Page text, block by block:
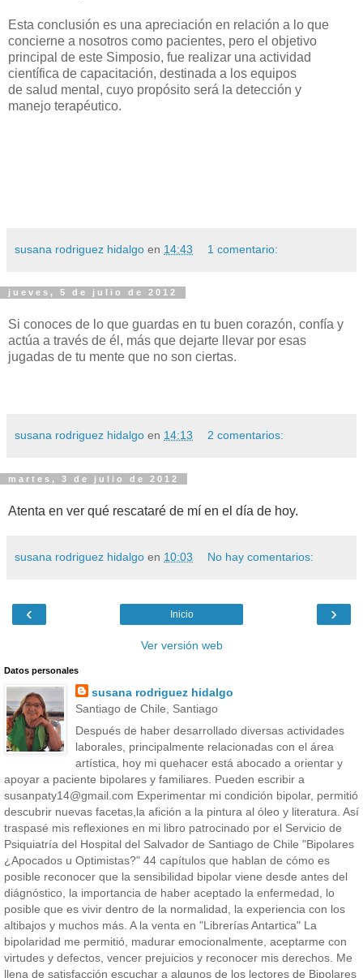
Esta conclusión es una apreciación en relación a lo que
concierne a nosotros como pacientes, pero el objetivo
principal de este Simposio, fue realizar una actividad
científica de capacitación, destinada a los equipos
de salud mental, cuyo propósito será la detección y
manejo terapéutico.
susana rodriguez hidalgo en 14:43 1 comentario:
jueves, 5 de julio de 2012
Si conoces de lo que guardas en tu buen corazón, confía y
actúa a través de él, más que dejarte llevar por esas
jugadas de tu mente que no son ciertas.
susana rodriguez hidalgo en 14:13 2 comentarios:
martes, 3 de julio de 2012
Atenta en ver qué rescataré de mí en el día de hoy.
susana rodriguez hidalgo en 10:03 No hay comentarios:
‹ ›
Inicio
Ver versión web
Datos personales
susana rodriguez hidalgo
Santiago de Chile, Santiago
Después de haber desarrollado diversas actividades
laborales, principalmente relacionadas con el área
artística, hoy mi quehacer está abocado a orientar y
apoyar a paciente bipolares y familiares. Pueden escribir a
susanpaty14@gmail.com Experimentar mi condición bipolar, permitió
descubrir nuevas facetas,la afición a la pintura al óleo y literatura. Así
traspasé mis reflexiones en mi libro patrocinado por el Servicio de
Psiquiatría del Hospital del Salvador de Santiago de Chile "Bipolares
¿Apocados u Optimistas?" 44 capítulos que hablan de cómo es
posible reconocer que la sensibilidad bipolar viene desde antes del
diágnóstico, la importancia de haber aceptado la enfermedad, lo
posible que es vivir dentro de la normalidad, la experiencia con los
altibajos y muchos más. A la venta en "Librerías Antartica" La
bipolaridad me permitió, madurar emocionalmente, aceptarme con
virtudes y defectos, vencer prejuicios y reconocer mis derechos. Me
llena de satisfacción escuchar a algunos de los lectores de Bipolares